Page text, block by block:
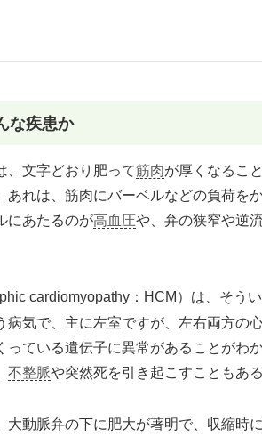
な疾患か
、文字どおり肥って筋肉が厚くなるこ
あれは、筋肉にバーベルなどの負荷を
にあたるのが高血圧や、弁の狭窄や逆
cardiomyopathy：HCM）は、そう
病気で、主に左室ですが、左右両方の
っている遺伝子に異常があることがわ
不整脈や突然死を引き起こすこともある
大動脈弁の下に肥大が著明で、収縮時